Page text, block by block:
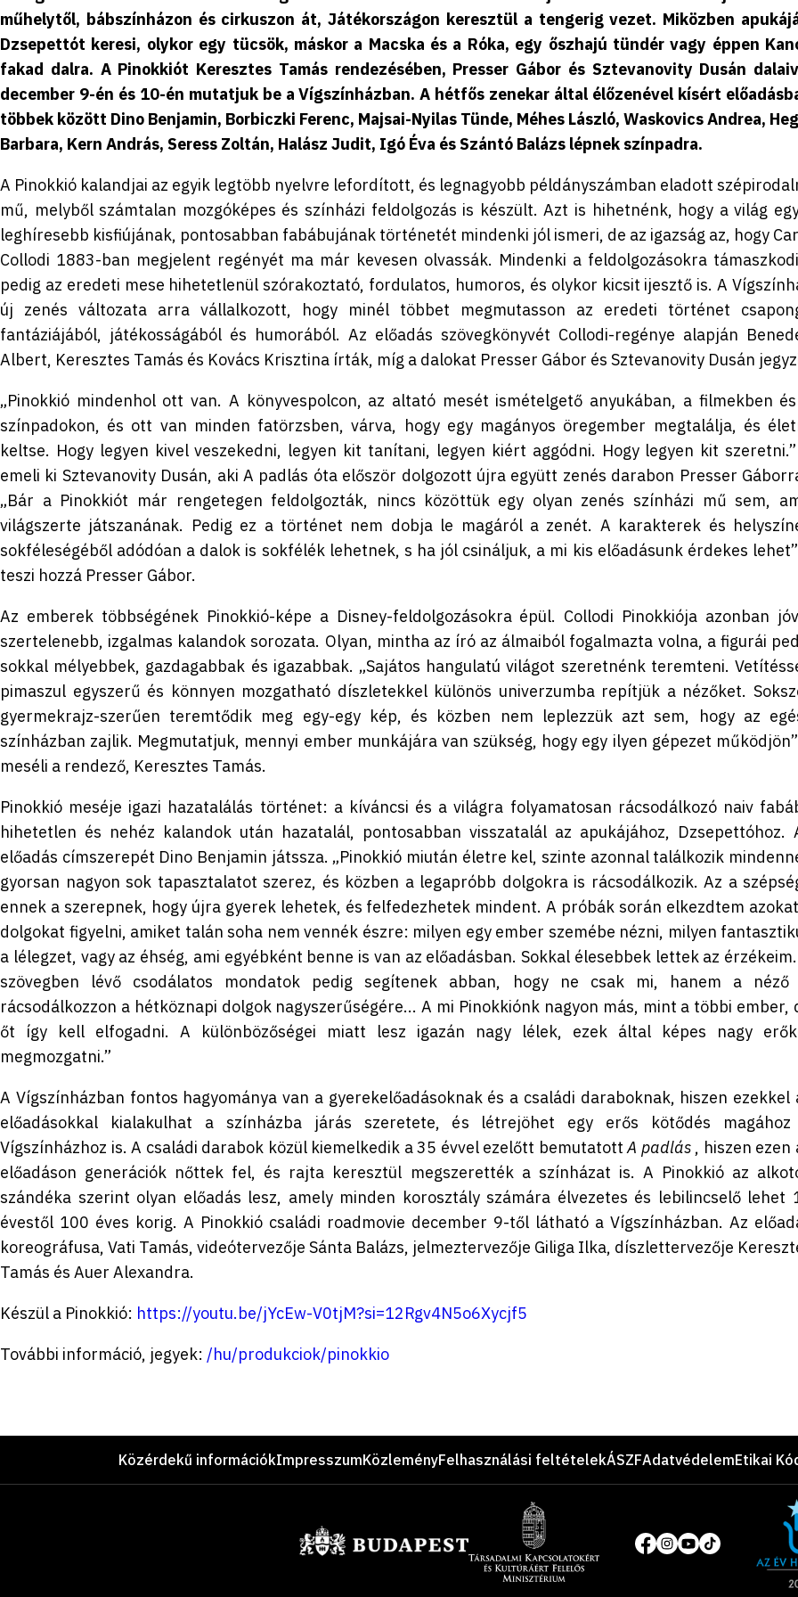
műhelytől, bábszínházon és cirkuszon át, Játékországon keresztül a tengerig vezet. Miközben
Dzsepettót keresi, olykor egy tücsök, máskor a Macska és a Róka, egy őszhajú tündér vagy éppen
fakad dalra. A Pinokkiót Keresztes Tamás rendezésében, Presser Gábor és Sztevanovity Dusán
december 9-én és 10-én mutatjuk be a Vígszínházban. A hétfős zenekar által élőzenével kísért
többek között Dino Benjamin, Borbiczki Ferenc, Majsai-Nyilas Tünde, Méhes László, Waskovics Andrea,
Barbara, Kern András, Seress Zoltán, Halász Judit, Igó Éva és Szántó Balázs lépnek színpadra.
A Pinokkió kalandjai az egyik legtöbb nyelvre lefordított, és legnagyobb példányszámban eladott
mű, melyből számtalan mozgóképes és színházi feldolgozás is készült. Azt is hihetnénk, hogy a világ
leghíresebb kisfiújának, pontosabban fabábujának történetét mindenki jól ismeri, de az igazság az, hogy
Collodi 1883-ban megjelent regényét ma már kevesen olvassák. Mindenki a feldolgozásokra
pedig az eredeti mese hihetetlenül szórakoztató, fordulatos, humoros, és olykor kicsit ijesztő is. A
új zenés változata arra vállalkozott, hogy minél többet megmutasson az eredeti történet
fantáziájából, játékosságából és humorából. Az előadás szövegkönyvét Collodi-regénye alapján
Albert, Keresztes Tamás és Kovács Krisztina írták, míg a dalokat Presser Gábor és Sztevanovity Dusán
„Pinokkió mindenhol ott van. A könyvespolcon, az altató mesét ismételgető anyukában, a filmekben
színpadokon, és ott van minden fatörzsben, várva, hogy egy magányos öregember megtalálja, és
keltse. Hogy legyen kivel veszekedni, legyen kit tanítani, legyen kiért aggódni. Hogy legyen kit
emeli ki Sztevanovity Dusán, aki A padlás óta először dolgozott újra együtt zenés darabon Presser
„Bár a Pinokkiót már rengetegen feldolgozták, nincs közöttük egy olyan zenés színházi mű sem,
világszerte játszanának. Pedig ez a történet nem dobja le magáról a zenét. A karakterek és
sokféleségéből adódóan a dalok is sokfélék lehetnek, s ha jól csináljuk, a mi kis előadásunk érdekes
teszi hozzá Presser Gábor.
Az emberek többségének Pinokkió-képe a Disney-feldolgozásokra épül. Collodi Pinokkiója azonban
szertelenebb, izgalmas kalandok sorozata. Olyan, mintha az író az álmaiból fogalmazta volna, a figurái
sokkal mélyebbek, gazdagabbak és igazabbak. „Sajátos hangulatú világot szeretnénk teremteni.
pimaszul egyszerű és könnyen mozgatható díszletekkel különös univerzumba repítjük a nézőket.
gyermekrajz-szerűen teremtődik meg egy-egy kép, és közben nem leplezzük azt sem, hogy az
színházban zajlik. Megmutatjuk, mennyi ember munkájára van szükség, hogy egy ilyen gépezet
meséli a rendező, Keresztes Tamás.
Pinokkió meséje igazi hazatalálás történet: a kíváncsi és a világra folyamatosan rácsodálkozó naiv
hihetetlen és nehéz kalandok után hazatalál, pontosabban visszatalál az apukájához, Dzsepettóhoz.
előadás címszerepét Dino Benjamin játssza. „Pinokkió miután életre kel, szinte azonnal találkozik
gyorsan nagyon sok tapasztalatot szerez, és közben a legapróbb dolgokra is rácsodálkozik. Az a
ennek a szerepnek, hogy újra gyerek lehetek, és felfedezhetek mindent. A próbák során elkezdtem
dolgokat figyelni, amiket talán soha nem vennék észre: milyen egy ember szemébe nézni, milyen
a lélegzet, vagy az éhség, ami egyébként benne is van az előadásban. Sokkal élesebbek lettek az
szövegben lévő csodálatos mondatok pedig segítenek abban, hogy ne csak mi, hanem a néző
rácsodálkozzon a hétköznapi dolgok nagyszerűségére... A mi Pinokkiónk nagyon más, mint a többi ember,
őt így kell elfogadni. A különbözőségei miatt lesz igazán nagy lélek, ezek által képes nagy
megmozgatni.”
A Vígszínházban fontos hagyománya van a gyerekelőadásoknak és a családi daraboknak, hiszen ezekkel
előadásokkal kialakulhat a színházba járás szeretete, és létrejöhet egy erős kötődés
Vígszínházhoz is. A családi darabok közül kiemelkedik a 35 évvel ezelőtt bemutatottA padlás , hiszen ezen
előadáson generációk nőttek fel, és rajta keresztül megszerették a színházat is. A Pinokkió az
szándéka szerint olyan előadás lesz, amely minden korosztály számára élvezetes és lebilincselő lehet
évestől 100 éves korig. A Pinokkió családi roadmovie december 9-től látható a Vígszínházban. Az
koreográfusa, Vati Tamás, videótervezője Sánta Balázs, jelmeztervezője Giliga Ilka, díszlettervezője
Tamás és Auer Alexandra.
Készül a Pinokkió: https://youtu.be/jYcEw-V0tjM?si=12Rgv4N5o6Xycjf5
További információ, jegyek: /hu/produkciok/pinokkio
Közérdekű információkImpresszumKözleményFelhasználási feltételekÁSZFAdatvédelemEtikai
Közösségi
média
the